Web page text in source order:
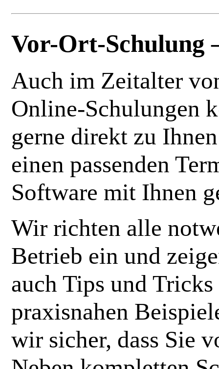
Vor-Ort-Schulung
Auch im Zeitalter
Online-Schulungen
gerne direkt zu
einen passenden
Software mit Ihnen
Wir richten alle
Betrieb ein und
auch Tips und
praxisnahen
wir sicher, dass Sie